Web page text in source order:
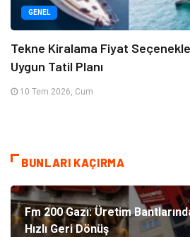
GENEL
Tekne Kiralama Fiyat
Uygun Tatil Planı
10 Tem 2026, Cum
BUNLARI KAÇIRMA
Fm 200 Gazı: Üretim
Hızlı Geri Dönüş